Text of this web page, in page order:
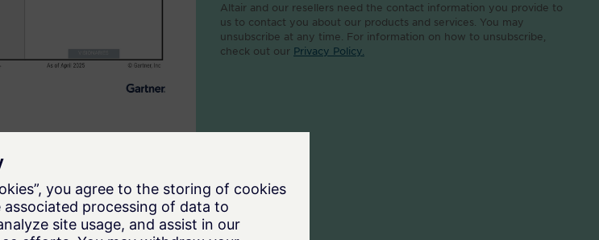
Altair and our resellers need the contact information you provide to
us to contact you about our products and services. You may
unsubscribe at any time. For information on how to unsubscribe,
check out our Privacy Policy.